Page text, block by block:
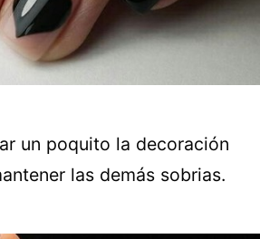
un poquito la decoración
las demás sobrias.